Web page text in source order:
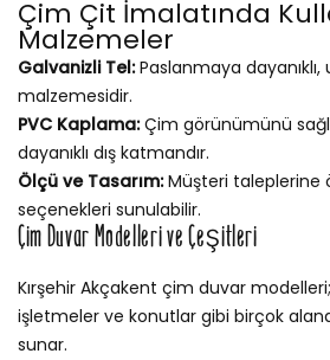
Çim Çit İmalatında
Malzemeler
Galvanizli Tel:Paslanmaya
malzemesidir.
PVC Kaplama:Çim görünümünü
dayanıklı dış katmandır.
Ölçü ve Tasarım:Müşteri taleplerine
seçenekleri sunulabilir.
Çim Duvar Modelleri ve Çeşitleri
Kırşehir Akçakent çim duvar
işletmeler ve konutlar gibi birçok
sunar.